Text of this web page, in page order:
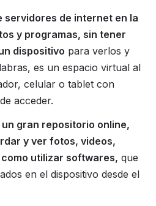
servidores de internet en la
y programas, sin tener
dispositivo para verlos y
es un espacio virtual al
celular o tablet con
acceder.
un gran repositorio online,
y ver fotos, videos,
utilizar softwares, que
en el dispositivo desde el